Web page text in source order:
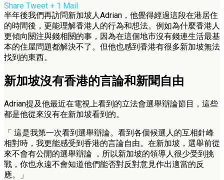
Share Tweet + 1 Mail
半年後我們再訪問新加坡人Adrian，他覺得經過這段在港居住
的時間後，更能理解香港人的行為和想法。例如為什麼香港人
更傾向關注與錢相關的事，因為在這個地市沒有錢連生活最基
本的住屋問題都解決不了。但他也感到香港有很多新加坡無法
找到的東西。
新加坡沒有香港的言論和新聞自由
Adrian提及他最近在電視上看到的立法會選舉辯論節目，這些
都是他從來沒有在新加坡看到的。
「 這是我第一次看到選舉辯論。看到各個候選人的互相針峰
相對時，我更能感受到香港的言論自由。在新加坡，選舉前從
來不會有公開的選舉辯論 ，所以新加坡的領導人很少受到挑
戰，你也永遠不會知道他們能否對反對意見作出適當的反
應。」